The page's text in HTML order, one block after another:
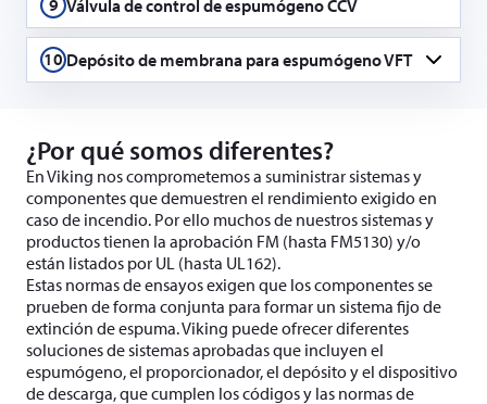
9 Válvula de control de espumógeno CCV
10 Depósito de membrana para espumógeno VFT
¿Por qué somos diferentes?
En Viking nos comprometemos a suministrar sistemas y
componentes que demuestren el rendimiento exigido en
caso de incendio. Por ello muchos de nuestros sistemas y
productos tienen la aprobación FM (hasta FM5130) y/o
están listados por UL (hasta UL162).
Estas normas de ensayos exigen que los componentes se
prueben de forma conjunta para formar un sistema fijo de
extinción de espuma. Viking puede ofrecer diferentes
soluciones de sistemas aprobadas que incluyen el
espumógeno, el proporcionador, el depósito y el dispositivo
de descarga, que cumplen los códigos y las normas de